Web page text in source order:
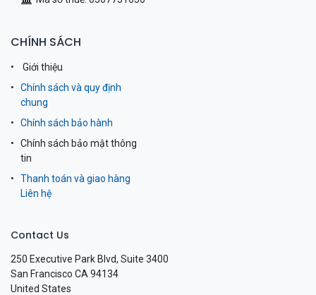
CHÍNH SÁCH
Giới thiệu
Chính sách và quy định
chung
Chính sách bảo hành
Chính sách bảo mật thông
tin
Thanh toán và giao hàng
Liên hệ
Contact Us
250 Executive Park Blvd, Suite 3400
San Francisco CA 94134
United States